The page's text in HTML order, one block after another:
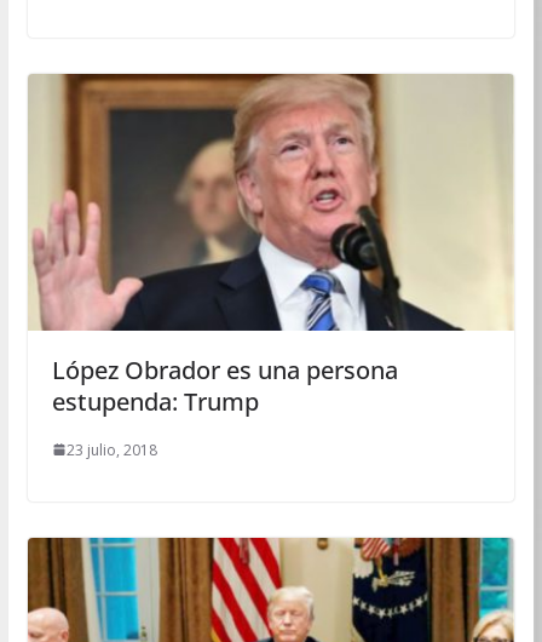
López Obrador es una persona
estupenda: Trump
23 julio, 2018